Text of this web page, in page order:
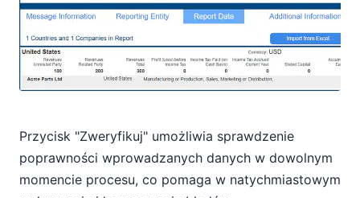
Przycisk "Zweryfikuj" umożliwia sprawdzenie
poprawności wprowadzanych danych w dowolnym
momencie procesu, co pomaga w natychmiastowym